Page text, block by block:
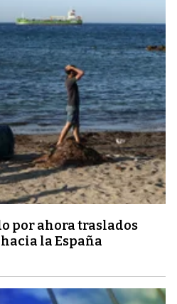
por ahora traslados
la España